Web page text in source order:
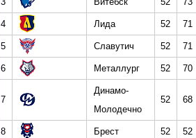
4 Лида 52 71
5 Славутич 52 71
6 Металлург 52 70
7
Динамо-
Молодечно
52 68
8 Брест 52 52